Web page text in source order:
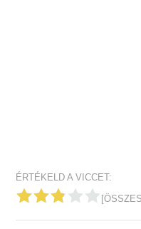
ÉRTÉKELD A VICCET: